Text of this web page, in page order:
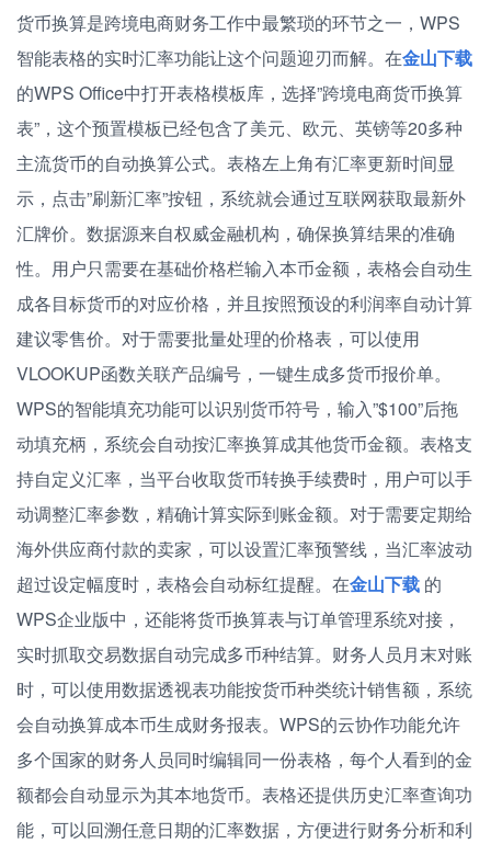
货币换算是跨境电商财务工作中最繁琐的环节之一，WPS
智能表格的实时汇率功能让这个问题迎刃而解。在金山下载
的WPS Office中打开表格模板库，选择”跨境电商货币换算
表”，这个预置模板已经包含了美元、欧元、英镑等20多种
主流货币的自动换算公式。表格左上角有汇率更新时间显
示，点击”刷新汇率”按钮，系统就会通过互联网获取最新外
汇牌价。数据源来自权威金融机构，确保换算结果的准确
性。用户只需要在基础价格栏输入本币金额，表格会自动生
成各目标货币的对应价格，并且按照预设的利润率自动计算
建议零售价。对于需要批量处理的价格表，可以使用
VLOOKUP函数关联产品编号，一键生成多货币报价单。
WPS的智能填充功能可以识别货币符号，输入”$100”后拖
动填充柄，系统会自动按汇率换算成其他货币金额。表格支
持自定义汇率，当平台收取货币转换手续费时，用户可以手
动调整汇率参数，精确计算实际到账金额。对于需要定期给
海外供应商付款的卖家，可以设置汇率预警线，当汇率波动
超过设定幅度时，表格会自动标红提醒。在金山下载 的
WPS企业版中，还能将货币换算表与订单管理系统对接，
实时抓取交易数据自动完成多币种结算。财务人员月末对账
时，可以使用数据透视表功能按货币种类统计销售额，系统
会自动换算成本币生成财务报表。WPS的云协作功能允许
多个国家的财务人员同时编辑同一份表格，每个人看到的金
额都会自动显示为其本地货币。表格还提供历史汇率查询功
能，可以回溯任意日期的汇率数据，方便进行财务分析和利